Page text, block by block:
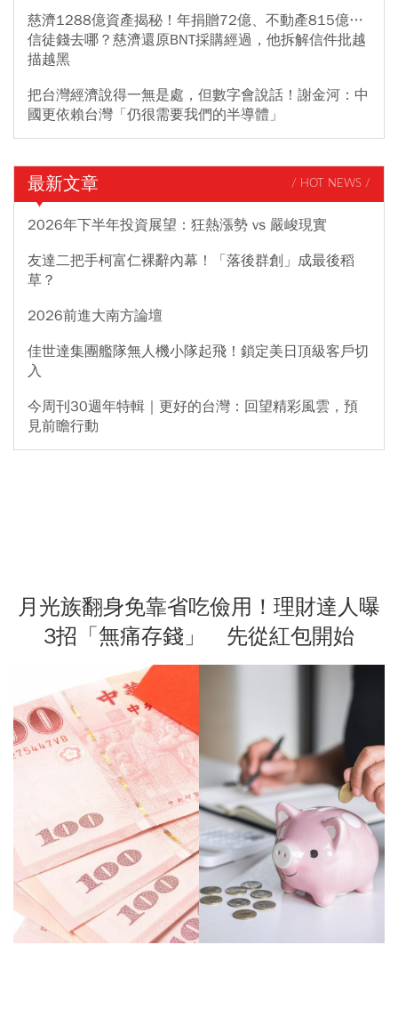
慈濟1288億資產揭秘！年捐贈72億、不動產815億…
信徒錢去哪？慈濟還原BNT採購經過，他拆解信件批越
描越黑
把台灣經濟說得一無是處，但數字會說話！謝金河：中
國更依賴台灣「仍很需要我們的半導體」
最新文章 / HOT NEWS /
2026年下半年投資展望：狂熱漲勢 vs 嚴峻現實
友達二把手柯富仁裸辭內幕！「落後群創」成最後稻
草？
2026前進大南方論壇
佳世達集團艦隊無人機小隊起飛！鎖定美日頂級客戶切
入
今周刊30週年特輯｜更好的台灣：回望精彩風雲，預
見前瞻行動
月光族翻身免靠省吃儉用！理財達人曝
3招「無痛存錢」 先從紅包開始